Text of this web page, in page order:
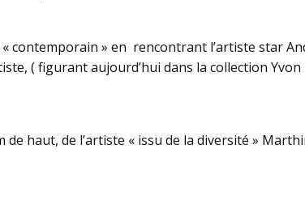
contemporain » en rencontrant l’artiste star
( figurant aujourd’hui dans la collection
haut, de l’artiste « issu de la diversité »